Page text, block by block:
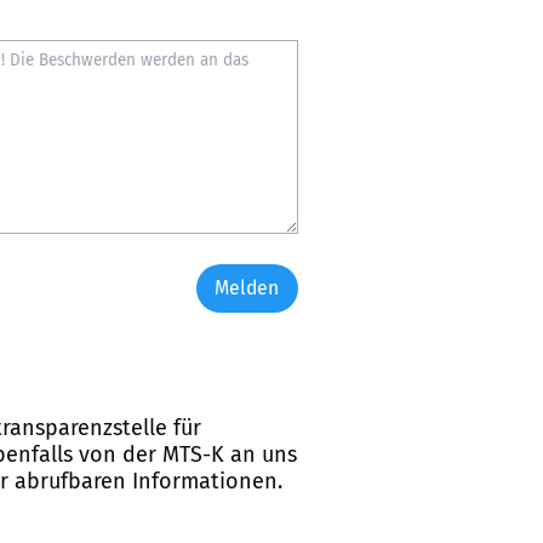
Melden
für
von der MTS-K an uns
abrufbaren Informationen.